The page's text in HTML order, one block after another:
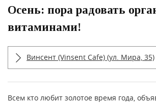
Осень: пора радовать
витаминами!
Винсент (Vinsent Cafe) (ул. Мира, 35)
Всем кто любит золотое время года,